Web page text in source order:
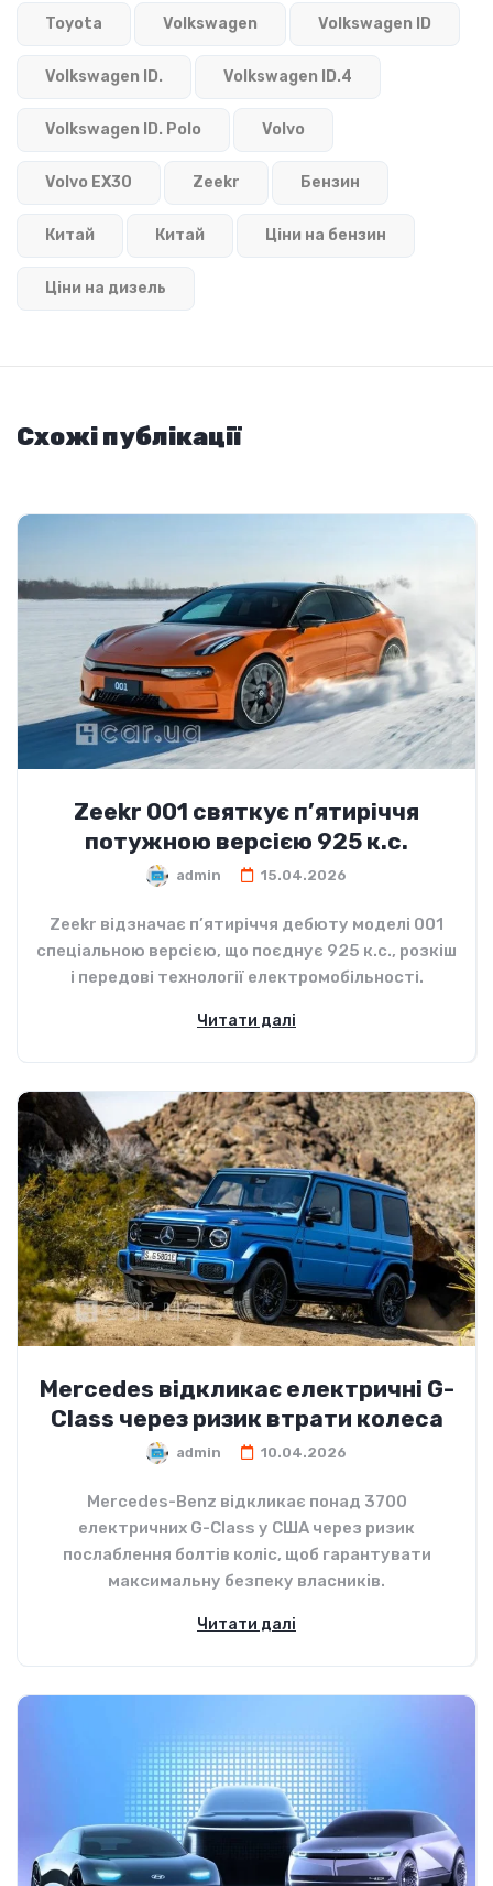
Toyota Volkswagen Volkswagen ID
Volkswagen ID. Volkswagen ID.4
Volkswagen ID. Polo Volvo
Volvo EX30 Zeekr Бензин
Китай Китай Ціни на бензин
Ціни на дизель
Схожі публікації
Zeekr 001 святкує п’ятиріччя
потужною версією 925 к.с.
admin 15.04.2026
Zeekr відзначає п’ятиріччя дебюту моделі 001
спеціальною версією, що поєднує 925 к.с., розкіш
і передові технології електромобільності.
Читати далі
Mercedes відкликає електричні G-
Class через ризик втрати колеса
admin 10.04.2026
Mercedes-Benz відкликає понад 3700
електричних G-Class у США через ризик
послаблення болтів коліс, щоб гарантувати
максимальну безпеку власників.
Читати далі